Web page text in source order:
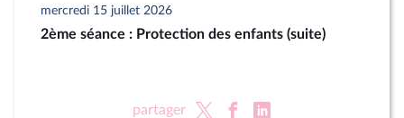
mercredi 15 juillet 2026
2ème séance : Protection des enfants (suite)
partager